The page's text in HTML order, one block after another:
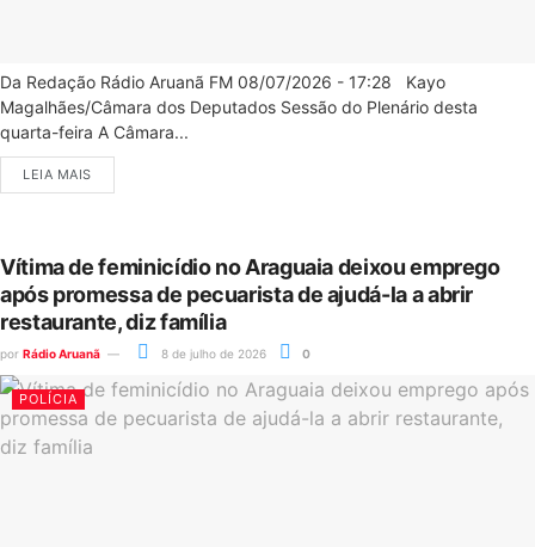
Da Redação Rádio Aruanã FM 08/07/2026 - 17:28 Kayo
Magalhães/Câmara dos Deputados Sessão do Plenário desta
quarta-feira A Câmara...
LEIA MAIS
Vítima de feminicídio no Araguaia deixou emprego
após promessa de pecuarista de ajudá-la a abrir
restaurante, diz família
por Rádio Aruanã 8 de julho de 2026 0
POLÍCIA